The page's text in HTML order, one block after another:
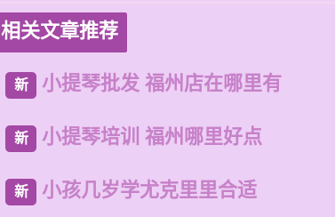
相关文章推荐
新 小提琴批发 福州店在哪里有
新 小提琴培训 福州哪里好点
新 小孩几岁学尤克里里合适